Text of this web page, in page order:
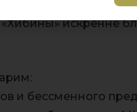
искренне
и бессменного